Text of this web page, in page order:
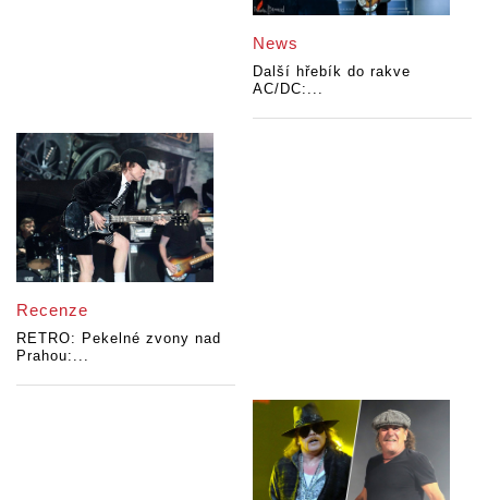
News
Další hřebík do rakve
AC/DC:...
Recenze
RETRO: Pekelné zvony nad
Prahou:...